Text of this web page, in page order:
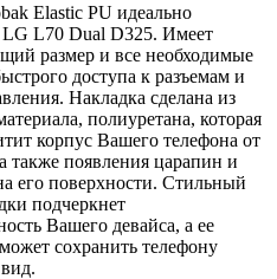
Elastic PU идеально
LG L70 Dual D325. Имеет
размер и все необходимые
доступа к разъемам и
Накладка сделана из
полиуретана, которая
корпус Вашего телефона от
также появления царапин и
его поверхности. Стильный
подчеркнет
Вашего девайса, а ее
сохранить телефону